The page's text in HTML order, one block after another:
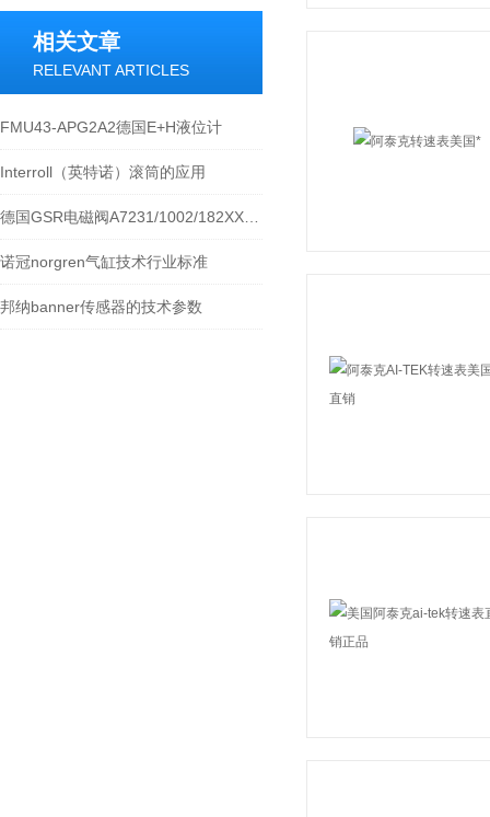
相关文章
RELEVANT ARTICLES
FMU43-APG2A2德国E+H液位计
Interroll（英特诺）滚筒的应用
诺冠norgren气缸技术行业标准
邦纳banner传感器的技术参数